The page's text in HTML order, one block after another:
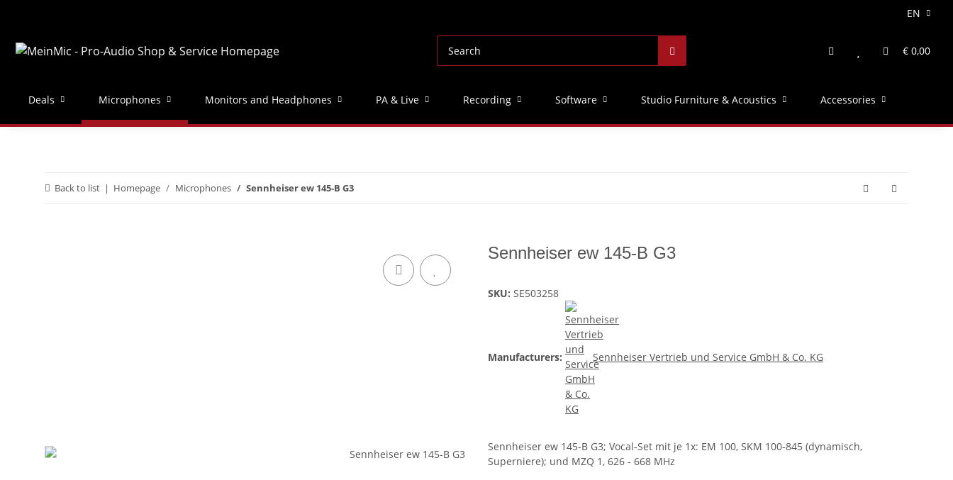
EN
€ 0,00
Deals Microphones Monitors and Headphones PA & Live Recording Software Studio Furniture & Acoustics Accessories
Back to list Homepage Microphones Sennheiser ew 145-B G3
Sennheiser ew 145-B G3
SKU: SE503258
Manufacturers: Sennheiser Vertrieb und Service GmbH & Co. KG
Sennheiser ew 145-B G3; Vocal-Set mit je 1x: EM 100, SKM 100-845 (dynamisch,
Superniere); und MZQ 1, 626 - 668 MHz